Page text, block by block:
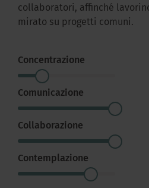
collaboratori, affinché
mirato su progetti comuni.
Concentrazione
Comunicazione
Collaborazione
Contemplazione